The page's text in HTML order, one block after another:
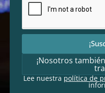
¡Nosotros
Lee nuestrapolítica de